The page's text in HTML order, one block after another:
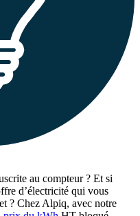
au compteur ? Et si
d’électricité qui vous
? Chez Alpiq, avec notre